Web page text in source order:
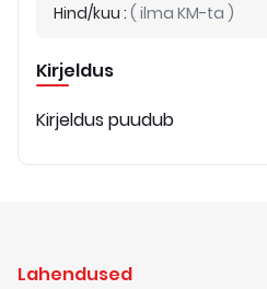
Hind/kuu : ( ilma KM-ta )
Kirjeldus
Kirjeldus puudub
Lahendused